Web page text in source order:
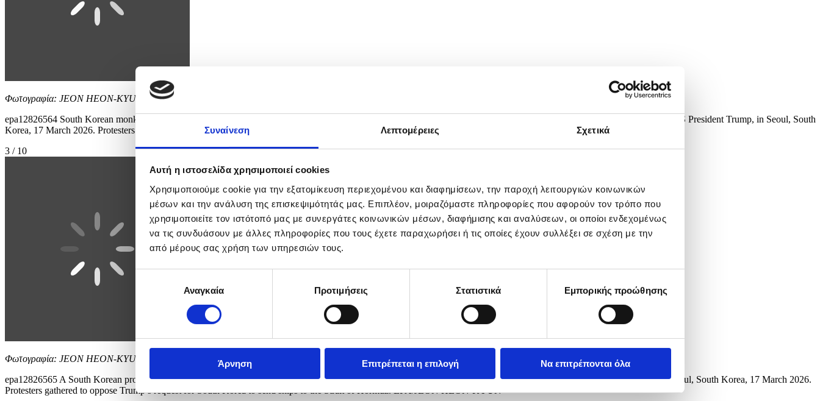
Συναίνεση Λεπτομέρειες Σχετικά
Αυτή η ιστοσελίδα χρησιμοποιεί cookies
Χρησιμοποιούμε cookie για την εξατομίκευση περιεχομένου και διαφημίσεων, την παροχή λειτουργιών κοινωνικών
μέσων και την ανάλυση της επισκεψιμότητάς μας. Επιπλέον, μοιραζόμαστε πληροφορίες που αφορούν τον τρόπο που
χρησιμοποιείτε τον ιστότοπό μας με συνεργάτες κοινωνικών μέσων, διαφήμισης και αναλύσεων, οι οποίοι ενδεχομένως
να τις συνδυάσουν με άλλες πληροφορίες που τους έχετε παραχωρήσει ή τις οποίες έχουν συλλέξει σε σχέση με την
από μέρους σας χρήση των υπηρεσιών τους.
συγκατάθεσηςΑναγκαία Προτιμήσεις Στατιστικά Εμπορικής προώθησης
Άρνηση Επιτρέπεται η επιλογή Να επιτρέπονται όλα
Φωτογραφία: JEON HEON-KYUN
epa12826564 South Korean monks perform the Buddhist praying act of Dharna - walking three steps and making one bow - toward the US Embassy during a protest against US President Trump, in Seoul, South
Korea, 17 March 2026. Protesters gathered to oppose Trump’s request for South Korea to send ships to the Strait of Hormuz. EPA/JEON HEON-KYUN
3 / 10
Φωτογραφία: JEON HEON-KYUN
epa12826565 A South Korean protester wearing a mask of US President Donald Trump performs as others shout slogans during a demonstration outside the US Embassy in Seoul, South Korea, 17 March 2026.
Protesters gathered to oppose Trump’s request for South Korea to send ships to the Strait of Hormuz. EPA/JEON HEON-KYUN